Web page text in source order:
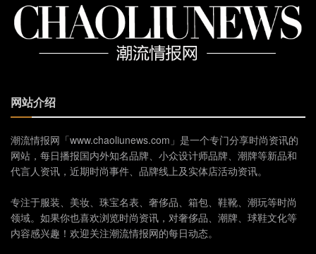
网站介绍
潮流情报网「www.chaoliunews.com」是一个专门分享时尚资讯的
网站，每日播报国内外知名品牌、小众设计师品牌、潮牌等新品和
代言人资讯，近期时尚事件、品牌线上及实体店活动资讯。
专注于服装、美妆、珠宝名表、奢侈品、箱包、鞋靴、潮玩等时尚
领域。如果你也喜欢浏览时尚资讯，对奢侈品、潮牌、球鞋文化等
内容感兴趣！欢迎关注潮流情报网的每日动态。